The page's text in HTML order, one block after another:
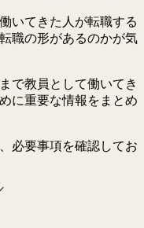
いてきた人が転職する
職の形があるのかが気
で教員として働いてき
に重要な情報をまとめ
必要事項を確認してお